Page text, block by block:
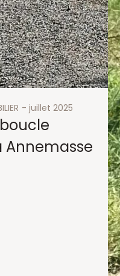
juillet 2025
Annemasse